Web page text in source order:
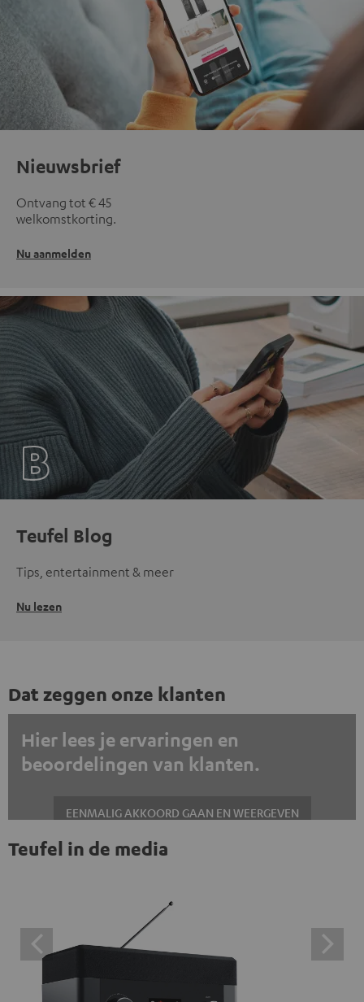
Nieuwsbrief
Ontvang tot € 45
welkomstkorting.
Nu aanmelden
Teufel Blog
Tips, entertainment & meer
Nu lezen
Dat zeggen onze klanten
Hier lees je ervaringen en
beoordelingen van klanten.
EENMALIG AKKOORD GAAN EN WEERGEVEN
Altijd externe inhoud weergeven? Schakel dit in de gegevensinstellingen
externe inhoud hier met één klik weergeven. Door op de
inhoud te klikken, stem je ermee in dat je de externe
inhoud te zien krijgt. Dit betekent dat persoonlijke
gegevens kunnen worden doorgegeven aan platforms
Teufel in de media